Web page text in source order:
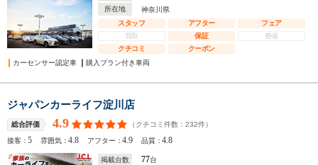
所在地
神奈川県
スタッフ
アフター
フェア
買取
保証
整備
クチコミ
クーポン
カーセンサー認定車
購入プラン付き車両
ジャパンカーライフ淀川店
総合評価 4.9 （クチコミ件数： 232件）
接客：5 雰囲気：4.8 アフター：4.9 品質：4.8
掲載台数 77台